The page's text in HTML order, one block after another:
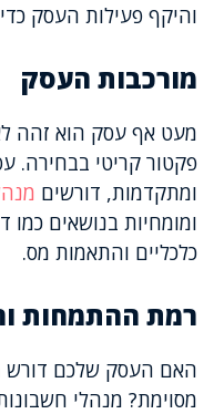
והיקף פעילות העסק כדי
מורכבות העסק
מעט אף עסק הוא זהה
פקטור קריטי בבחירה.
ומתקדמות, דורשים
ומומחיות בנושאים כמו
כלכליים והתאמות מס.
רמת ההתמחות
האם העסק שלכם דורש
מסוימת? מנהלי